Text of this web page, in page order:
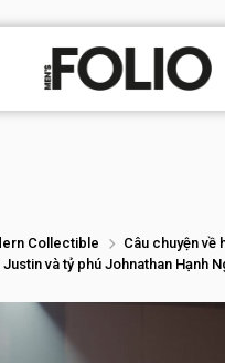
Collectible
Câu chuyện về
và tỷ phú Johnathan Hạnh